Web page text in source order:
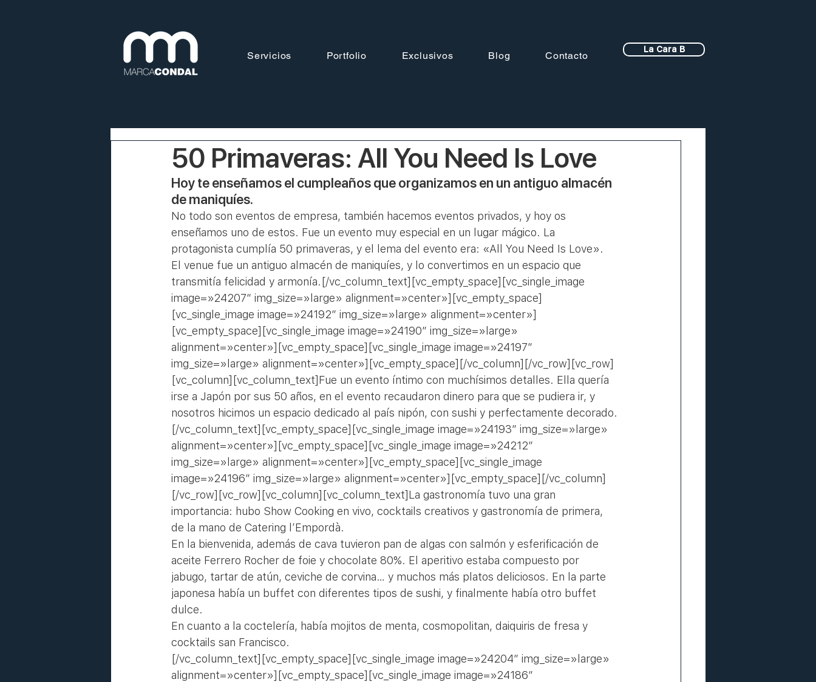
Servicios Portfolio Exclusivos Blog Contacto
La Cara B
50 Primaveras: All You Need Is Love
Hoy te enseñamos el cumpleaños que organizamos en un antiguo almacén
de maniquíes.
No todo son eventos de empresa, también hacemos eventos privados, y hoy os
enseñamos uno de estos. Fue un evento muy especial en un lugar mágico. La
protagonista cumplía 50 primaveras, y el lema del evento era: «All You Need Is Love».
El venue fue un antiguo almacén de maniquíes, y lo convertimos en un espacio que
transmitía felicidad y armonía.[/vc_column_text][vc_empty_space][vc_single_image
image=»24207″ img_size=»large» alignment=»center»][vc_empty_space]
[vc_single_image image=»24192″ img_size=»large» alignment=»center»]
[vc_empty_space][vc_single_image image=»24190″ img_size=»large»
alignment=»center»][vc_empty_space][vc_single_image image=»24197″
img_size=»large» alignment=»center»][vc_empty_space][/vc_column][/vc_row][vc_row]
[vc_column][vc_column_text]Fue un evento íntimo con muchísimos detalles. Ella quería
irse a Japón por sus 50 años, en el evento recaudaron dinero para que se pudiera ir, y
nosotros hicimos un espacio dedicado al país nipón, con sushi y perfectamente decorado.
[/vc_column_text][vc_empty_space][vc_single_image image=»24193″ img_size=»large»
alignment=»center»][vc_empty_space][vc_single_image image=»24212″
img_size=»large» alignment=»center»][vc_empty_space][vc_single_image
image=»24196″ img_size=»large» alignment=»center»][vc_empty_space][/vc_column]
[/vc_row][vc_row][vc_column][vc_column_text]La gastronomía tuvo una gran
importancia: hubo Show Cooking en vivo, cocktails creativos y gastronomía de primera,
de la mano de Catering l’Empordà.
En la bienvenida, además de cava tuvieron pan de algas con salmón y esferificación de
aceite Ferrero Rocher de foie y chocolate 80%. El aperitivo estaba compuesto por
jabugo, tartar de atún, ceviche de corvina… y muchos más platos deliciosos. En la parte
japonesa había un buffet con diferentes tipos de sushi, y finalmente había otro buffet
dulce.
En cuanto a la coctelería, había mojitos de menta, cosmopolitan, daiquiris de fresa y
cocktails san Francisco.
[/vc_column_text][vc_empty_space][vc_single_image image=»24204″ img_size=»large»
alignment=»center»][vc_empty_space][vc_single_image image=»24186″